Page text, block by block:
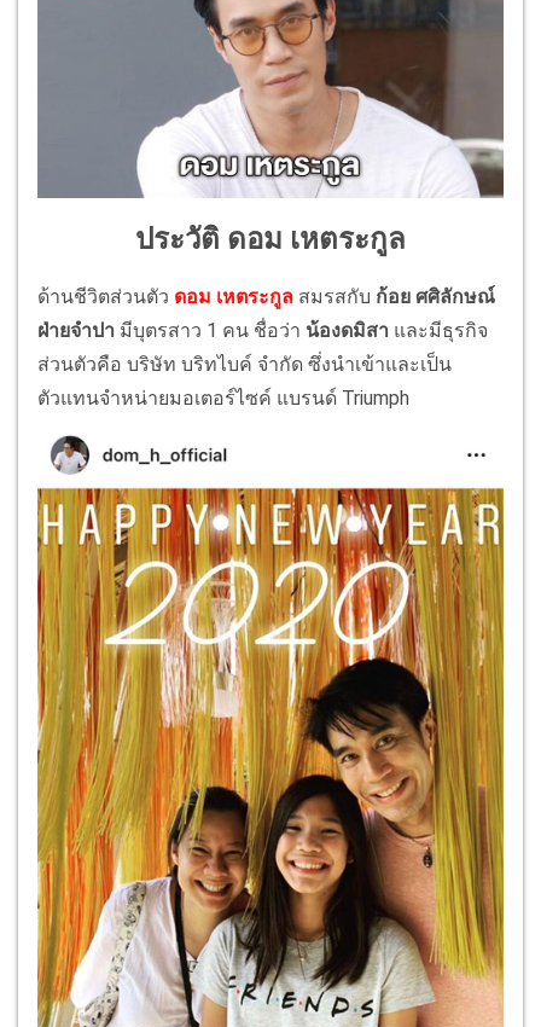
ประวัติ ดอม เหตระกูล
ด้านชีวิตส่วนตัว ดอม เหตระกูล สมรสกับ ก้อย ศศิลักษณ์
ฝ่ายจำปา มีบุตรสาว 1 คน ชื่อว่า น้องดมิสา และมีธุรกิจ
ส่วนตัวคือ บริษัท บริทไบค์ จำกัด ซึ่งนำเข้าและเป็น
ตัวแทนจำหน่ายมอเตอร์ไซค์ แบรนด์ Triumph